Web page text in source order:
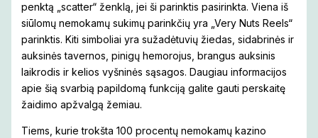
penktą „scatter“ ženklą, jei ši parinktis pasirinkta. Viena iš
siūlomų nemokamų sukimų parinkčių yra „Very Nuts Reels“
parinktis. Kiti simboliai yra sužadėtuvių žiedas, sidabrinės ir
auksinės tavernos, pinigų hemorojus, brangus auksinis
laikrodis ir kelios vyšninės sąsagos. Daugiau informacijos
apie šią svarbią papildomą funkciją galite gauti perskaitę
žaidimo apžvalgą žemiau.
Tiems, kurie trokšta 100 procentų nemokamų kazino